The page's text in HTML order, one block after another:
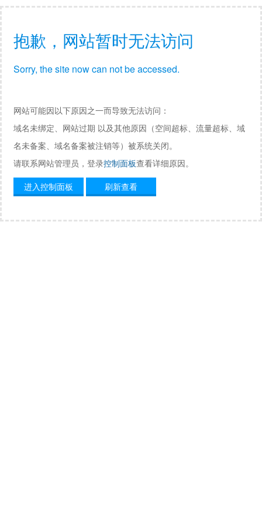
抱歉，网站暂时无法访问
Sorry, the site now can not be accessed.
网站可能因以下原因之一而导致无法访问：
域名未绑定、网站过期 以及其他原因（空间超标、流量超标、域
名未备案、域名备案被注销等）被系统关闭。
请联系网站管理员，登录控制面板查看详细原因。
进入控制面板
刷新查看